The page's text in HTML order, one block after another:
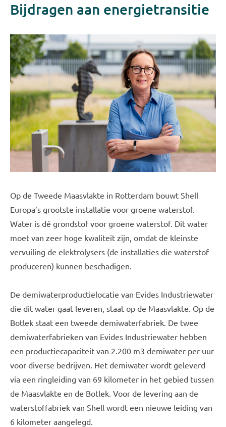
Bijdragen aan energietransitie
Op de Tweede Maasvlakte in Rotterdam bouwt Shell
Europa’s grootste installatie voor groene waterstof.
Water is dé grondstof voor groene waterstof. Dit water
moet van zeer hoge kwaliteit zijn, omdat de kleinste
vervuiling de elektrolysers (de installaties die waterstof
produceren) kunnen beschadigen.
De demiwaterproductielocatie van Evides Industriewater
die dit water gaat leveren, staat op de Maasvlakte. Op de
Botlek staat een tweede demiwaterfabriek. De twee
demiwaterfabrieken van Evides Industriewater hebben
een productiecapaciteit van 2.200 m3 demiwater per uur
voor diverse bedrijven. Het demiwater wordt geleverd
via een ringleiding van 69 kilometer in het gebied tussen
de Maasvlakte en de Botlek. Voor de levering aan de
waterstoffabriek van Shell wordt een nieuwe leiding van
6 kilometer aangelegd.